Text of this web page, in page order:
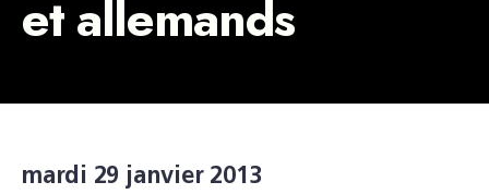
et allemands
mardi 29 janvier 2013